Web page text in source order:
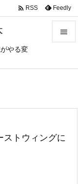
やる変

次へ
 RSS Feedly
ストウィングに